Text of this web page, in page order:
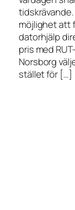
möjlighet att
datorhjälp
pris med
Norsborg
stället för […]